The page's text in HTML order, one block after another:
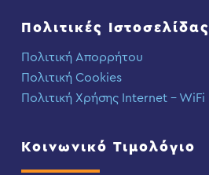
Πολιτικές Ιστοσελίδας
Πολιτική Απορρήτου
Πολιτική Cookies
Πολιτική Χρήσης Internet – WiFi
Κοινωνικό Τιμολόγιο